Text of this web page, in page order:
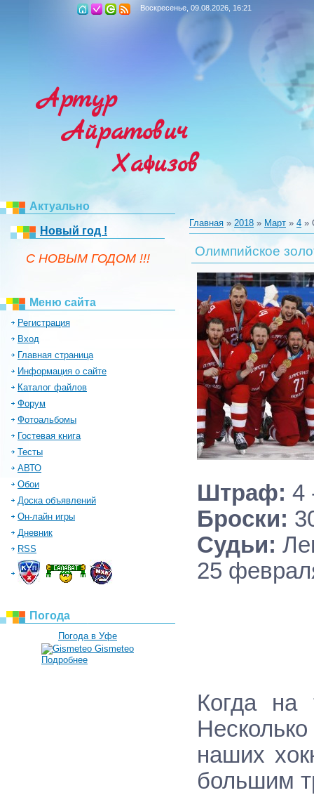
Воскресенье, 09.08.2026, 16:21
Артур
Айратович
Хафизов
Актуально
Новый год !
C НОВЫМ ГОДОМ !!!
Меню сайта
Регистрация
Вход
Главная страница
Информация о сайте
Каталог файлов
Форум
Фотоальбомы
Гостевая книга
Тесты
АВТО
Обои
Доска объявлений
Он-лайн игры
Дневник
RSS
Погода
Погода в Уфе
Gismeteo
Подробнее
Главная » 2018 » Март » 4 »
Олимпийское
Штраф: 4
Броски:
Судьи:
25
Когда на
наших
большим